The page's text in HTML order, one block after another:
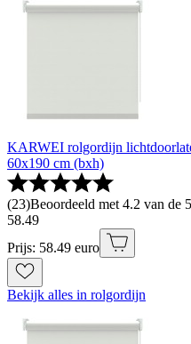
KARWEI rolgordijn
60x190 cm (bxh)
(23)Beoordeeld met 4.2 van de
58.49
Prijs: 58.49 euro
Bekijk alles in rolgordijn